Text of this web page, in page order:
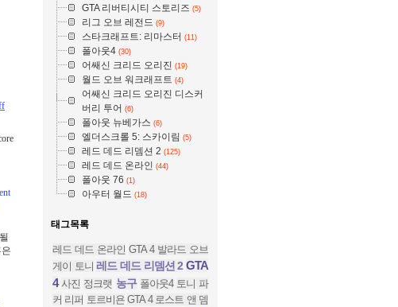
GTA 리버티시티 스토리즈 (5)
리그 오브 레전드 (9)
스타크래프트: 리마스터 (11)
폴아웃4 (30)
어쌔신 크리드 오리진 (19)
월드 오브 워크래프트 (4)
어쌔신 크리드 오리진 디스커
버리 투어 (6)
폴아웃 뉴베가스 (6)
엘더스크롤 5: 스카이림 (5)
레드 데드 리뎀션 2 (125)
레드 데드 온라인 (44)
폴아웃 76 (1)
아우터 월드 (18)
태그목록
레드 데드 온라인 GTA 4 발라드 오브
게이 토니 레드 데드 리뎀션 2 GTA
4 사진 정크랫 농구 폴아웃4 토니 파
커 리퍼 토르비욘 GTA 4 로스트 앤 뎀